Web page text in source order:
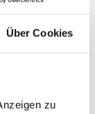
Über Cookies
zu
Mehr